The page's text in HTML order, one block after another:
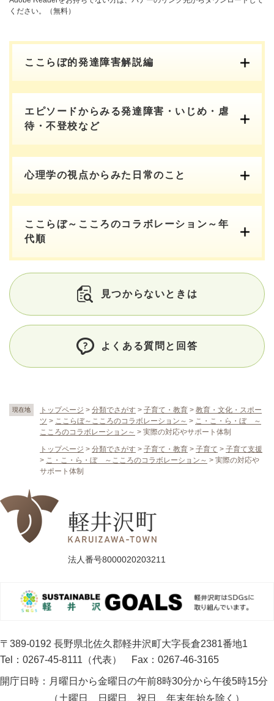
現在地 トップページ > 分類でさがす > 子育て・教育 > 教育・文化・スポー
ツ > ここらぼ～こころのコラボレーション～ > こ・こ・ら・ぼ ～
こころのコラボレーション～ > 実際の対応やサポート体制
トップページ > 分類でさがす > 子育て・教育 > 子育て > 子育て支援
> こ・こ・ら・ぼ ～こころのコラボレーション～ > 実際の対応や
サポート体制
ください。（無料）
ここらぼ的発達障害解説編
エピソードからみる発達障害・いじめ・虐
待・不登校など
心理学の視点からみた日常のこと
ここらぼ～こころのコラボレーション～年
代順
見つからないときは
よくある質問と回答
法人番号8000020203211
〒389-0192 長野県北佐久郡軽井沢町大字長倉2381番地1
Tel：0267-45-8111（代表）
Fax：0267-46-3165
開庁日時： 月曜日から金曜日の午前8時30分から午後5時15分
（土曜日、日曜日、祝日、年末年始を除く）